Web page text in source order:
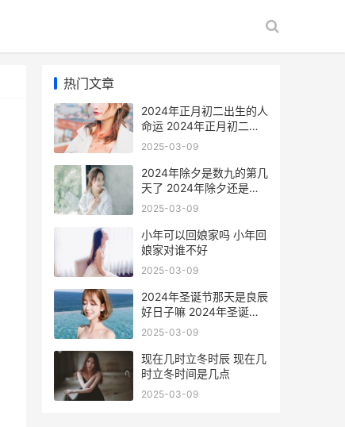
热门文章
2024年正月初二出生的人
命运 2024年正月初二祝
福话语
2025-03-09
2024年除夕是数九的第几
天了 2024年除夕还是
2024年除夕
2025-03-09
小年可以回娘家吗 小年回
娘家对谁不好
2025-03-09
2024年圣诞节那天是良辰
好日子嘛 2024年圣诞节
在几月几日
2025-03-09
现在几时立冬时辰 现在几
时立冬时间是几点
2025-03-09